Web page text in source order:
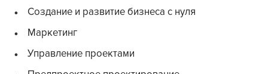
Создание и развитие бизнеса с нуля
Маркетинг
Управление проектами